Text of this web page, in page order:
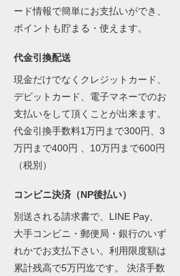
ード情報で簡単にお支払いができ、
ポイントも貯まる・使えます。
代金引換配送
現金だけでなくクレジットカード、
デビットカード、電子マネーでのお
支払いをして頂くことが出来ます。
代金引換手数料1万円まで300円、3
万円まで400円 、10万円まで600円
（税別）
コンビニ決済（NP後払い）
別送される請求書で、LINE Pay、
大手コンビニ・郵便局・銀行のいず
れかでお支払下さい。利用限度額は
累計残高で5万円迄です。 決済手数